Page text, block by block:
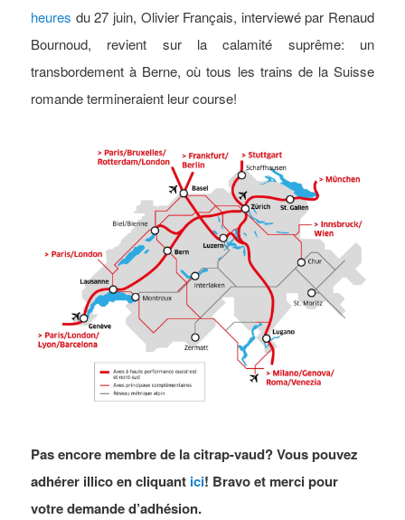
heures du 27 juin, Olivier Français, interviewé par Renaud
Bournoud, revient sur la calamité suprême: un
transbordement à Berne, où tous les trains de la Suisse
romande termineraient leur course!
Pas encore membre de la citrap-vaud? Vous pouvez
adhérer illico en cliquant ici! Bravo et merci pour
votre demande d’adhésion.